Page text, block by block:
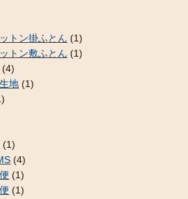
トン掛ふとん (1)
トン敷ふとん (1)
(4)
地 (1)
(1)
(4)
(1)
(1)